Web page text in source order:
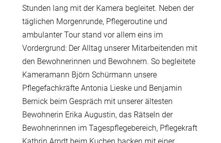
Stunden lang mit der Kamera begleitet. Neben der
täglichen Morgenrunde, Pflegeroutine und
ambulanter Tour stand vor allem eins im
Vordergrund: Der Alltag unserer Mitarbeitenden mit
den Bewohnerinnen und Bewohnern. So begleitete
Kameramann Björn Schürmann unsere
Pflegefachkräfte Antonia Lieske und Benjamin
Bernick beim Gespräch mit unserer ältesten
Bewohnerin Erika Augustin, das Rätseln der
Bewohnerinnen im Tagespflegebereich, Pflegekraft